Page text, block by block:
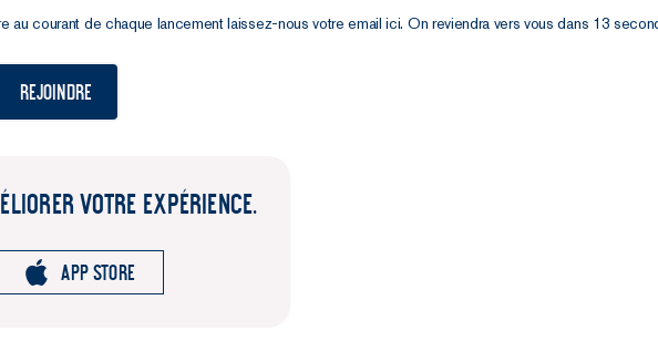
au courant de chaque lancement laissez-nous votre email ici. On reviendra vers vous dans 13
Rejoindre
VOTRE EXPÉRIENCE.
App store